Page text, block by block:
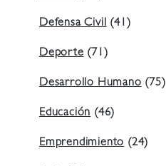
Defensa Civil (41)
Deporte (71)
Desarrollo Humano (75)
Educación (46)
Emprendimiento (24)